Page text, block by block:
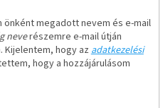
önként megadott nevem és e-mail
neverészemre e-mail útján
Kijelentem, hogy azadatkezelési
hogy a hozzájárulásom